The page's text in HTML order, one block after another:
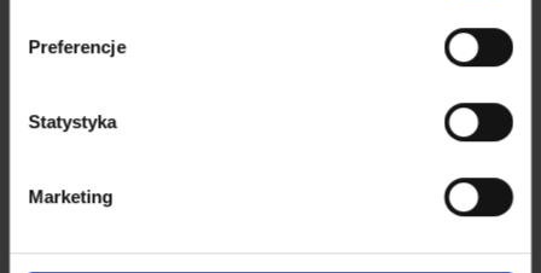
Preferencje
Statystyka
Marketing